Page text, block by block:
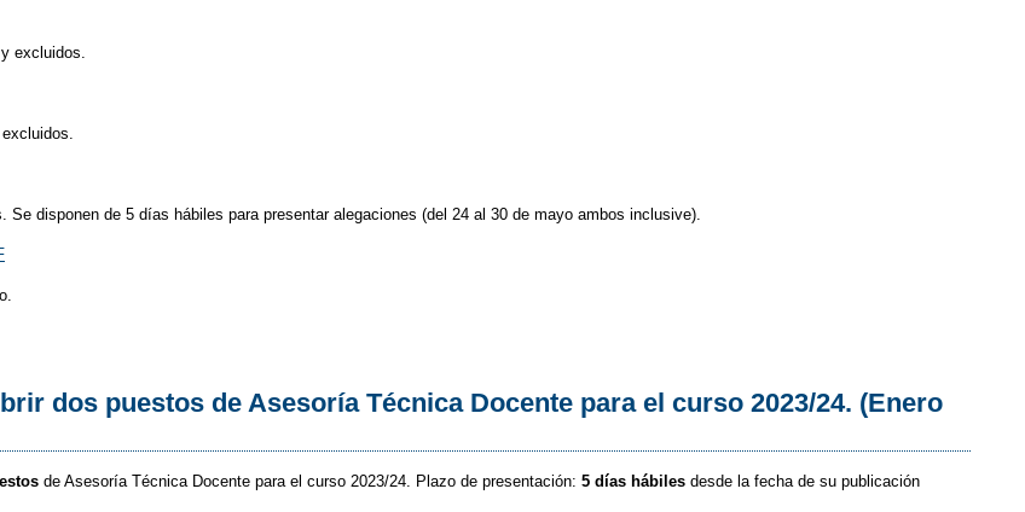
excluidos.
Se disponen de 5 días hábiles para presentar alegaciones (del 24 al 30 de mayo ambos inclusive).
dos puestos de Asesoría Técnica Docente para el curso 2023/24. (Enero
de Asesoría Técnica Docente para el curso 2023/24. Plazo de presentación: 5 días hábiles desde la fecha de su publicación